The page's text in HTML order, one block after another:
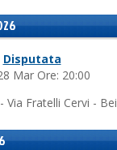
Disputata
Mar Ore: 20:00
Fratelli Cervi -